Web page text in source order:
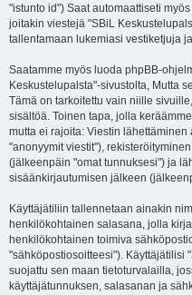
"istunto id") Saat automaattiseti
joitakin viestejä "SBiL
tallentamaan lukemiasi vestiketjuja
Saatamme myös luoda phpBB-
Keskustelupalsta"-sivustolta, Mutta
Tämä on tarkoitettu vain niille
sisältöä. Toinen tapa, jolla
mutta ei rajoita: Viestin
"anonyymit viestit"),
(jälkeenpäin "omat tunnuksesi") ja
sisäänkirjautumisen jälkeen
Käyttäjätiliin tallennetaan ainakin
henkilökohtainen salasana, jolla
henkilökohtainen toimiva
"sähköpostiosoitteesi"). Käyttäjätilisi
suojattu sen maan tietoturvalailla,
käyttäjätunnuksen, salasanan ja